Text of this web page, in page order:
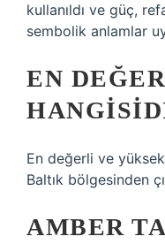
kullanıldı ve güç,
sembolik anlamlar
EN
En değerli ve
Baltık bölgesinden
AMBER